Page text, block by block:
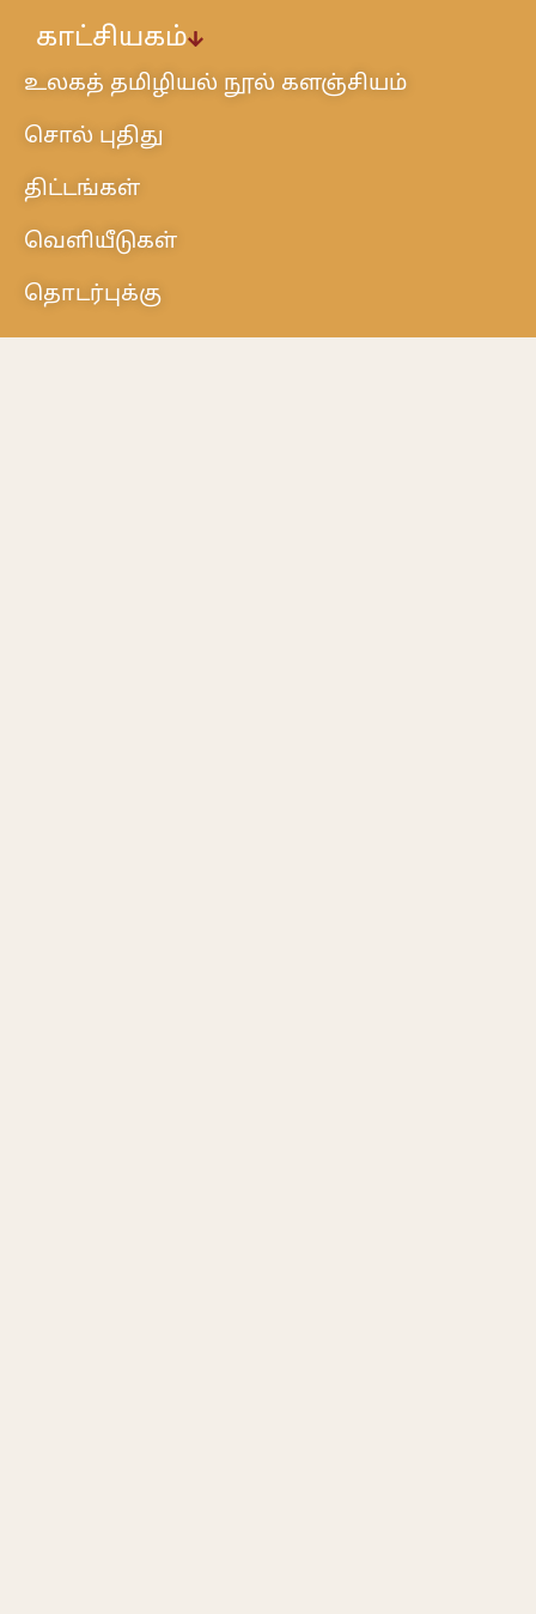
காட்சியகம்
உலகத் தமிழியல் நூல் களஞ்சியம்
சொல் புதிது
திட்டங்கள்
வெளியீடுகள்
தொடர்புக்கு